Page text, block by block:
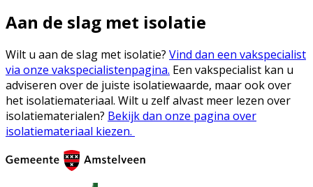
Aan de slag met isolatie
Wilt u aan de slag met isolatie? Vind dan een vakspecialist
via onze vakspecialistenpagina. Een vakspecialist kan u
adviseren over de juiste isolatiewaarde, maar ook over
het isolatiemateriaal. Wilt u zelf alvast meer lezen over
isolatiematerialen? Bekijk dan onze pagina over
isolatiemateriaal kiezen.